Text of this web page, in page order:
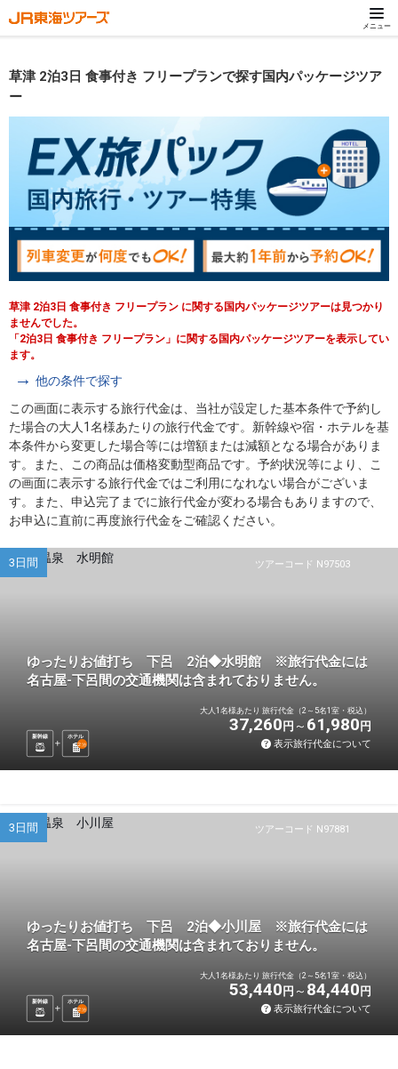
メニュー
草津 2泊3日 食事付き フリープランで探す国内パッケージツア
ー
草津 2泊3日 食事付き フリープラン に関する国内パッケージツアーは見つかり
ませんでした。
「2泊3日 食事付き フリープラン」に関する国内パッケージツアーを表示してい
ます。
他の条件で探す
この画面に表示する旅行代金は、当社が設定した基本条件で予約し
た場合の大人1名様あたりの旅行代金です。新幹線や宿・ホテルを基
本条件から変更した場合等には増額または減額となる場合がありま
す。また、この商品は価格変動型商品です。予約状況等により、こ
の画面に表示する旅行代金ではご利用になれない場合がございま
す。また、申込完了までに旅行代金が変わる場合もありますので、
お申込に直前に再度旅行代金をご確認ください。
ツアーコード N97503
3日間
ゆったりお値打ち 下呂 2泊◆水明館 ※旅行代金には
名古屋-下呂間の交通機関は含まれておりません。
新幹線
ホテル
2泊
大人1名様あたり 旅行代金（2～5名1室・税込）
37,260 円 61,980 円
表示旅行代金について
ツアーコード N97881
3日間
ゆったりお値打ち 下呂 2泊◆小川屋 ※旅行代金には
名古屋-下呂間の交通機関は含まれておりません。
新幹線
ホテル
2泊
大人1名様あたり 旅行代金（2～5名1室・税込）
53,440 円 84,440 円
表示旅行代金について